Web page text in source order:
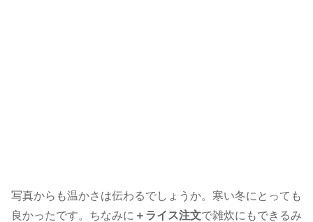
写真からも温かさは伝わるでしょうか。寒い冬にとっても
良かったです。ちなみに ＋ライス注文で雑炊にもできるみ